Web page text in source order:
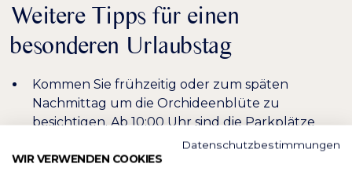
Weitere Tipps für einen
besonderen Urlaubstag
Kommen Sie frühzeitig oder zum späten
Nachmittag um die Orchideenblüte zu
besichtigen. Ab 10:00 Uhr sind die Parkplätze
gut belegt und es wird voll auf den Wegen.
Wer gerne wandert, kann den Besuch der
Datenschutzbestimmungen
WIR VERWENDEN COOKIES